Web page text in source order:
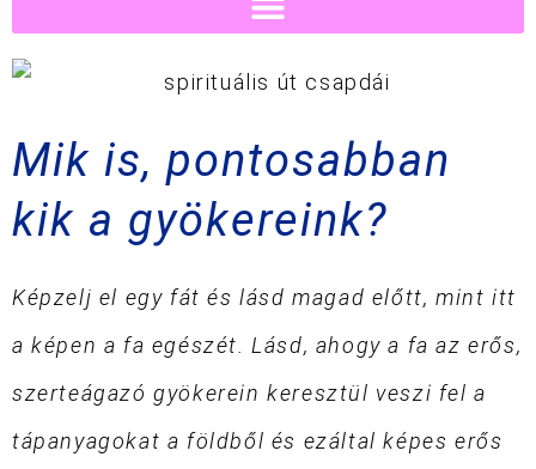
Mik is, pontosabban
kik a gyökereink?
Képzelj el egy fát és lásd magad előtt, mint itt
a képen a fa egészét. Lásd, ahogy a fa az erős,
szerteágazó gyökerein keresztül veszi fel a
tápanyagokat a földből és ezáltal képes erős